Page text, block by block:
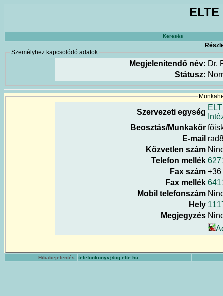
Keresés
Személyhez kapcsolódó adatok
Megjelenítendő név: Dr.
Státusz:
Szervezeti egység
Beosztás/Munkakör
E-mail
Közvetlen szám
Telefon mellék
Fax szám +36
Fax mellék
Mobil telefonszám
Hely
Megjegyzés
Hibabejelentés: telefonkonyv@iig.elte.hu